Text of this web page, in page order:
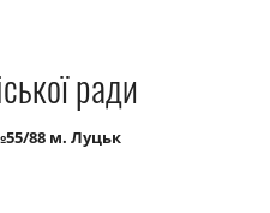
ради
88 м. Луцьк